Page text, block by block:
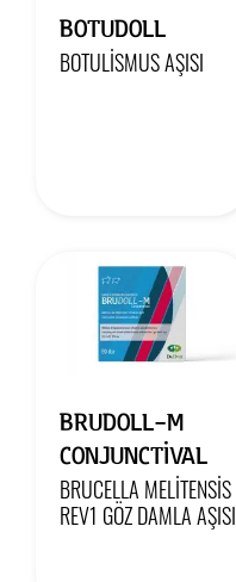
BOTUDOLL
BOTULİSMUS AŞISI
BRUDOLL-M
CONJUNCTIVAL
BRUCELLA MELİTENSİS
REV1 GÖZ DAMLA AŞISI